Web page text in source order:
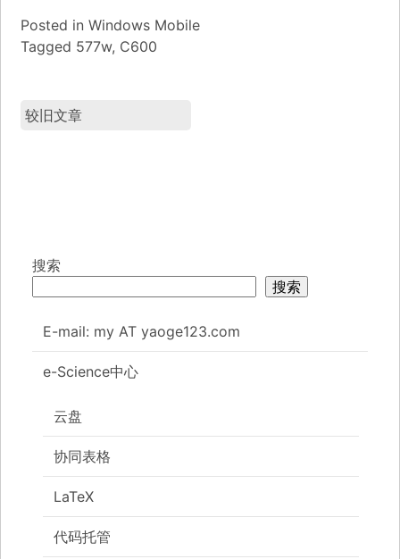
Posted in Windows Mobile
Tagged 577w, C600
较旧文章
搜索
搜索
E-mail: my AT yaoge123.com
e-Science中心
云盘
协同表格
LaTeX
代码托管